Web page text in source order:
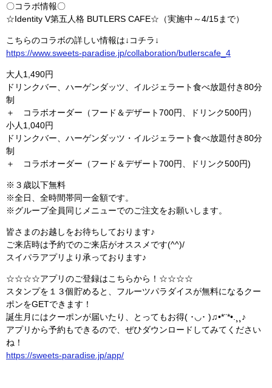
〇コラボ情報〇
☆Identity V第五人格 BUTLERS CAFE☆（実施中～4/15まで）
こちらのコラボの詳しい情報は↓コチラ↓
https://www.sweets-paradise.jp/collaboration/butlerscafe_4
大人1,490円
ドリンクバー、ハーゲンダッツ、イルジェラート食べ放題付き80分
制
＋ コラボオーダー（フード＆デザート700円、ドリンク500円）
小人1,040円
ドリンクバー、ハーゲンダッツ・イルジェラート食べ放題付き80分
制
＋ コラボオーダー（フード＆デザート700円、ドリンク500円)
※３歳以下無料
※全日、全時間帯同一金額です。
※グループ全員同じメニューでのご注文をお願いします。
皆さまのお越しをお待ちしております♪
ご来店時は予約でのご来店がオススメです(^^)/
スイパラアプリより承っております♪
☆☆☆☆アプリのご登録はこちらから！☆☆☆☆
スタンプを１３個貯めると、フルーツパラダイスが無料になるクー
ポンをGETできます！
誕生月にはクーポンが届いたり、とってもお得( ･◡･ )♫•*¨*•.¸¸♪
アプリから予約もできるので、ぜひダウンロードしてみてください
ね！
https://sweets-paradise.jp/app/